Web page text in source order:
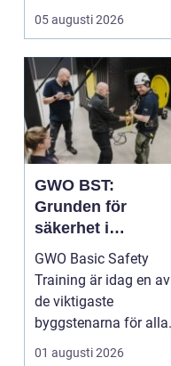
husbil ...
05 augusti 2026
GWO BST:
Grunden för
säkerhet i
vindkraftsbransch
en
GWO Basic Safety
Training är idag en av
de viktigaste
byggstenarna för alla
som vill arbet...
01 augusti 2026